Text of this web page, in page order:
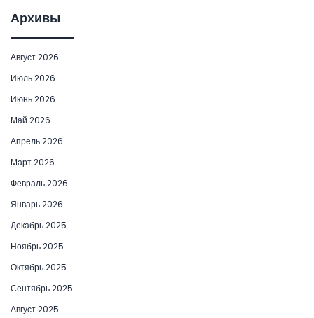
Архивы
Август 2026
Июль 2026
Июнь 2026
Май 2026
Апрель 2026
Март 2026
Февраль 2026
Январь 2026
Декабрь 2025
Ноябрь 2025
Октябрь 2025
Сентябрь 2025
Август 2025